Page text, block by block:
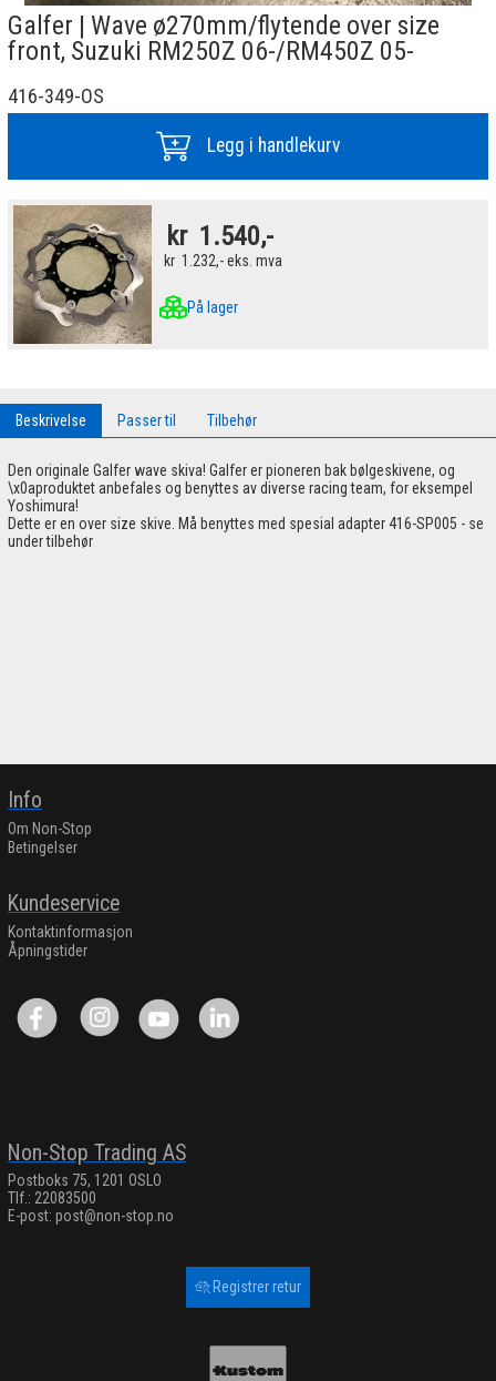
Galfer | Wave ø270mm/flytende over size
front, Suzuki RM250Z 06-/RM450Z 05-
416-349-OS
Legg i handlekurv
kr 1.540,-
kr 1.232,-eks. mva
På lager
Beskrivelse Passer til Tilbehør
Den originale Galfer wave skiva! Galfer er pioneren bak bølgeskivene, og
\x0aproduktet anbefales og benyttes av diverse racing team, for eksempel
Yoshimura!
Dette er en over size skive. Må benyttes med spesial adapter 416-SP005 - se
under tilbehør
Info
Om Non-Stop
Betingelser
Kundeservice
Kontaktinformasjon
Åpningstider
Non-Stop Trading AS
Postboks 75, 1201 OSLO
Tlf.: 22083500
E-post: post@non-stop.no
Registrer retur